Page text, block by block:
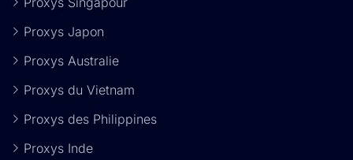
Proxys Japon
Proxys Australie
Proxys du Vietnam
Proxys des Philippines
Proxys Inde